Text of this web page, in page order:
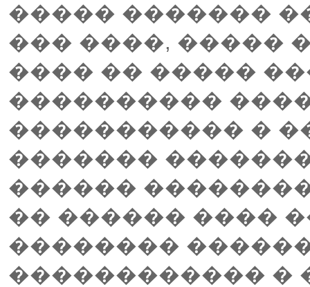
����� �������
��� ����, �����
���� �� �����
����������
����������� �
�������
������
�� ������ ����
��������
������������ �